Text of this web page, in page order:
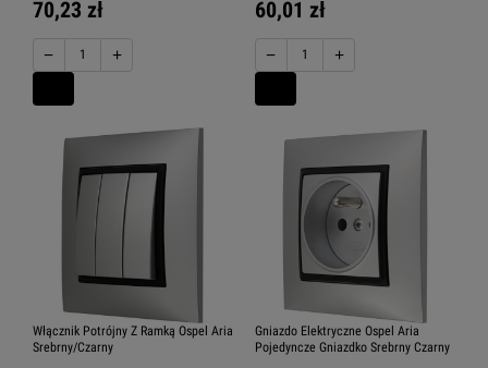
70,23 zł
− +
60,01 zł
− +
Włącznik Potrójny Z Ramką Ospel Aria
Srebrny/Czarny
Gniazdo Elektryczne Ospel Aria
Pojedyncze Gniazdko Srebrny Czarny